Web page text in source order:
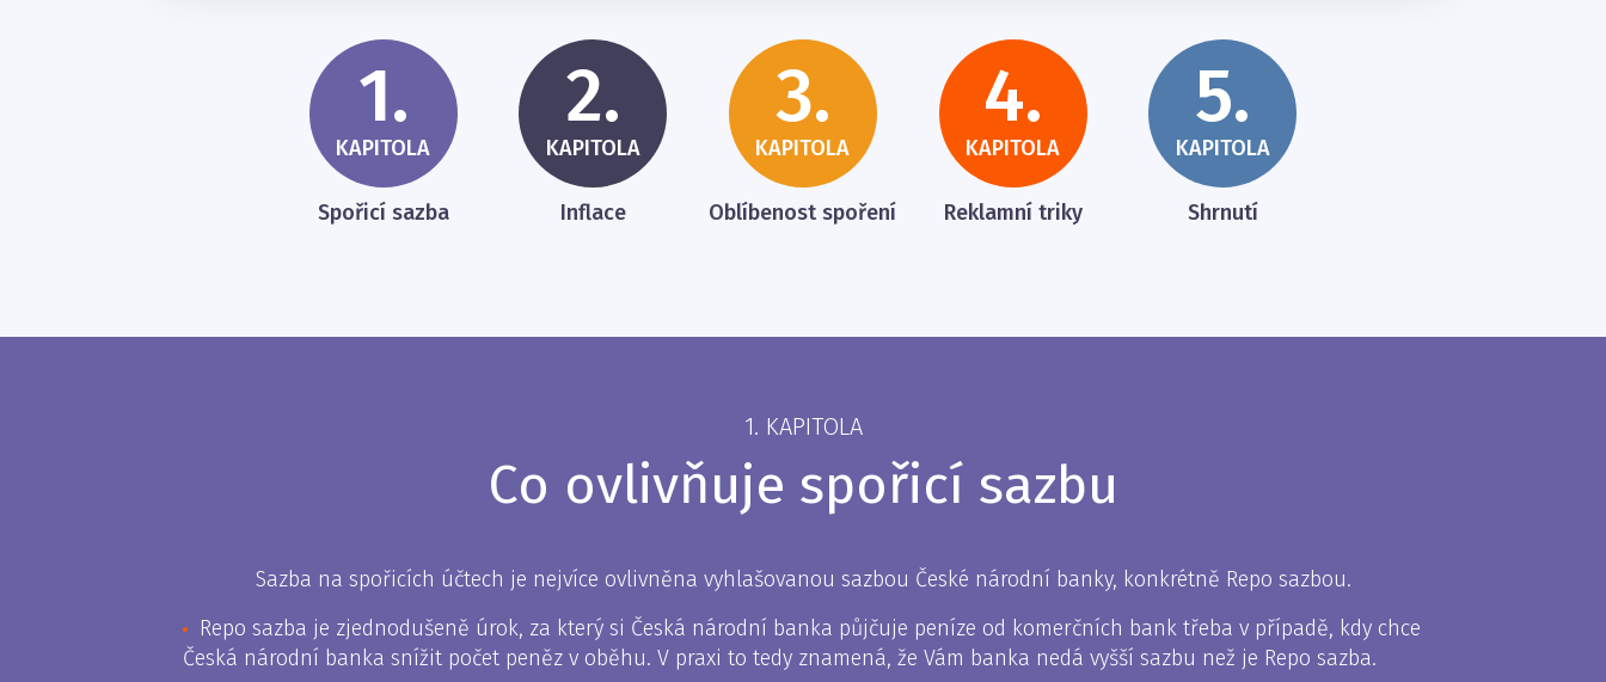
1.
KAPITOLA
Spořicí sazba
2.
KAPITOLA
Inflace
3.
KAPITOLA
Oblíbenost spoření
4.
KAPITOLA
Reklamní triky
5.
KAPITOLA
Shrnutí
1. KAPITOLA
Co ovlivňuje spořicí sazbu
Sazba na spořicích účtech je nejvíce ovlivněna vyhlašovanou sazbou České národní banky, konkrétně Repo sazbou.
Repo sazba je zjednodušeně úrok, za který si Česká národní banka půjčuje peníze od komerčních bank třeba v případě, kdy chce
Česká národní banka snížit počet peněz v oběhu. V praxi to tedy znamená, že Vám banka nedá vyšší sazbu než je Repo sazba.